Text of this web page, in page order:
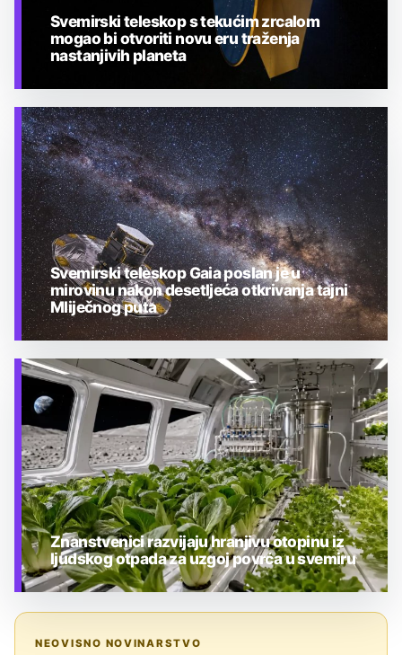
TEHNOLOGIJA
Svemirski teleskop s tekućim zrcalom
mogao bi otvoriti novu eru traženja
nastanjivih planeta
TEHNOLOGIJA
Svemirski teleskop Gaia poslan je u
mirovinu nakon desetljeća otkrivanja tajni
Mliječnog puta
Znanstvenici razvijaju hranjivu otopinu iz
ljudskog otpada za uzgoj povrća u svemiru
NEOVISNO NOVINARSTVO